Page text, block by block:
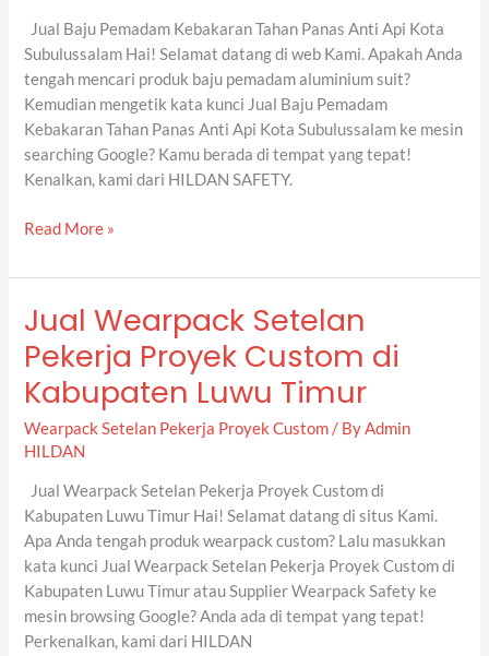
Jual Baju Pemadam Kebakaran Tahan Panas Anti Api Kota
Subulussalam Hai! Selamat datang di web Kami. Apakah Anda
tengah mencari produk baju pemadam aluminium suit?
Kemudian mengetik kata kunci Jual Baju Pemadam
Kebakaran Tahan Panas Anti Api Kota Subulussalam ke mesin
searching Google? Kamu berada di tempat yang tepat!
Kenalkan, kami dari HILDAN SAFETY.
Api
Kota
Subulussalam
Read More »
Jual Wearpack Setelan
Pekerja Proyek Custom di
Kabupaten Luwu Timur
Wearpack Setelan Pekerja Proyek Custom/ ByAdmin
HILDAN
Jual Wearpack Setelan Pekerja Proyek Custom di
Kabupaten Luwu Timur Hai! Selamat datang di situs Kami.
Apa Anda tengah produk wearpack custom? Lalu masukkan
kata kunci Jual Wearpack Setelan Pekerja Proyek Custom di
Kabupaten Luwu Timur atau Supplier Wearpack Safety ke
mesin browsing Google? Anda ada di tempat yang tepat!
Perkenalkan, kami dari HILDAN
Jual
Setelan
Pekerja
Custom
Kabupaten
Luwu
Timur